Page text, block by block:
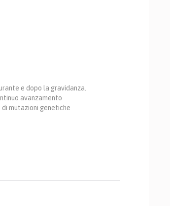
e dopo la gravidanza.
avanzamento
mutazioni genetiche